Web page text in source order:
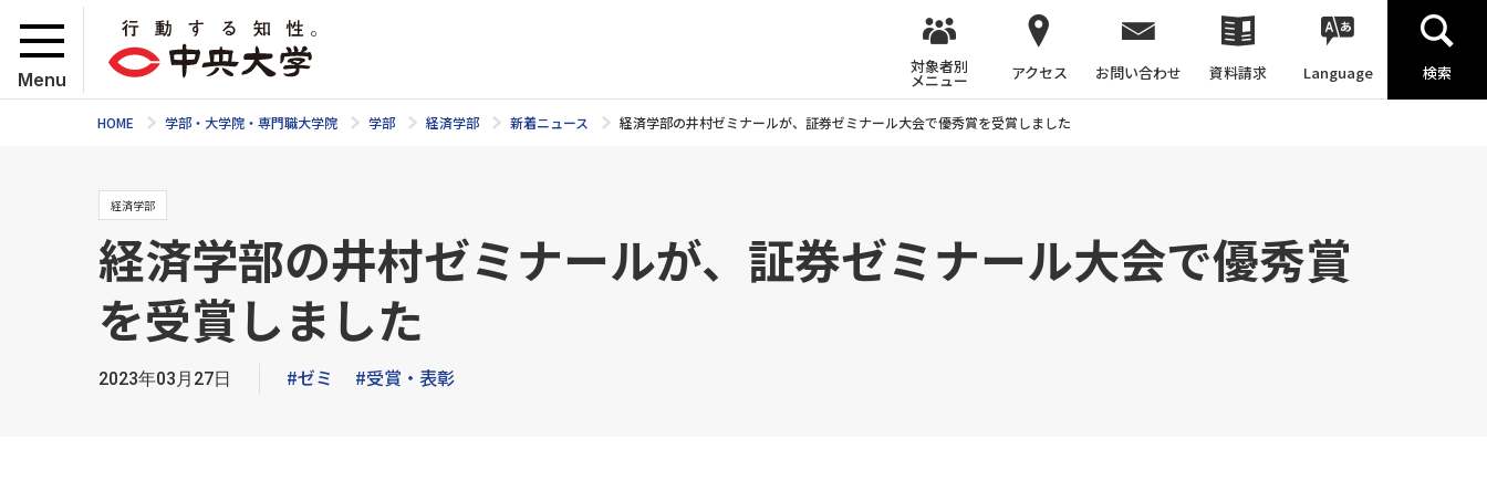
Menu
対象者別
メニュー アクセス お問い合わせ 資料請求 Language 検索
HOME 学部・大学院・専門職大学院 学部 経済学部 新着ニュース 経済学部の井村ゼミナールが、証券ゼミナール大会で優秀賞を受賞しました
経済学部
経済学部の井村ゼミナールが、証券ゼミナール大会で優秀賞
を受賞しました
2023年03月27日 #ゼミ #受賞・表彰